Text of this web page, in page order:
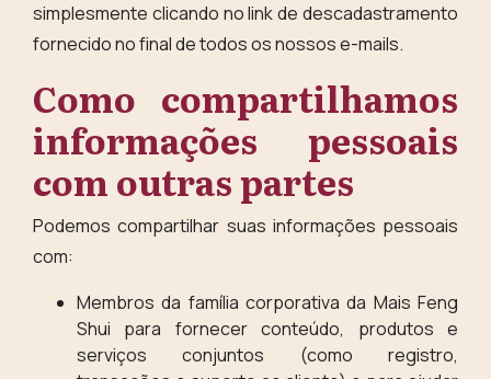
simplesmente clicando no link de descadastramento
fornecido no final de todos os nossos e-mails.
Como compartilhamos
informações pessoais
com outras partes
Podemos compartilhar suas informações pessoais
com:
Membros da família corporativa da Mais Feng
Shui para fornecer conteúdo, produtos e
serviços conjuntos (como registro,